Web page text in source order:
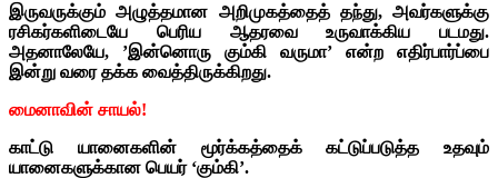
இருவருக்கும் அழுத்தமான அறிமுகத்தைத் தந்து, அவர்களுக்கு
ரசிகர்களிடையே பெரிய ஆதரவை உருவாக்கிய படமது.
அதனாலேயே, ’இன்னொரு கும்கி வருமா’ என்ற எதிர்பார்ப்பை
இன்று வரை தக்க வைத்திருக்கிறது.
மைனாவின் சாயல்!
காட்டு யானைகளின் மூர்க்கத்தைக் கட்டுப்படுத்த உதவும்
யானைகளுக்கான பெயர் ‘கும்கி’.